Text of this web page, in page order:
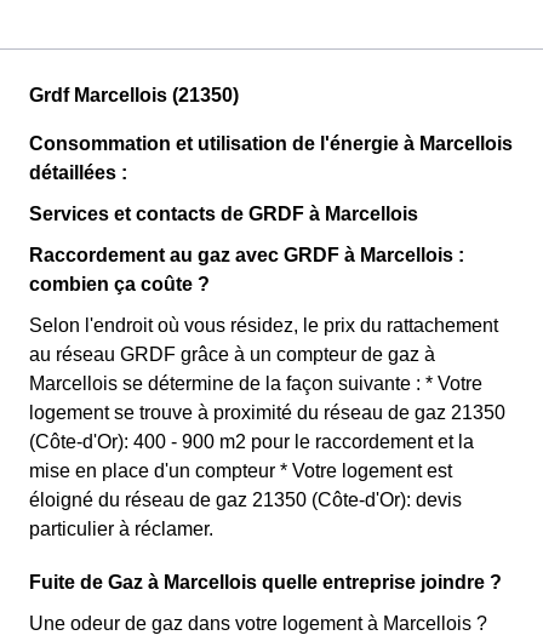
Grdf Marcellois (21350)
Consommation et utilisation de l'énergie à Marcellois
détaillées :
Services et contacts de GRDF à Marcellois
Raccordement au gaz avec GRDF à Marcellois :
combien ça coûte ?
Selon l'endroit où vous résidez, le prix du rattachement
au réseau GRDF grâce à un compteur de gaz à
Marcellois se détermine de la façon suivante : * Votre
logement se trouve à proximité du réseau de gaz 21350
(Côte-d'Or): 400 - 900 m2 pour le raccordement et la
mise en place d'un compteur * Votre logement est
éloigné du réseau de gaz 21350 (Côte-d'Or): devis
particulier à réclamer.
Fuite de Gaz à Marcellois quelle entreprise joindre ?
Une odeur de gaz dans votre logement à Marcellois ?